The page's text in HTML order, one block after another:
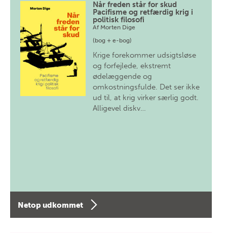
Når freden står for skud
Pacifisme og retfærdig krig i
politisk filosofi
Af Morten Dige
(bog + e-bog)
Krige forekommer udsigtsløse
og forfejlede, ekstremt
ødelæggende og
omkostningsfulde. Det ser ikke
ud til, at krig virker særlig godt.
Alligevel diskv…
Netop udkommet